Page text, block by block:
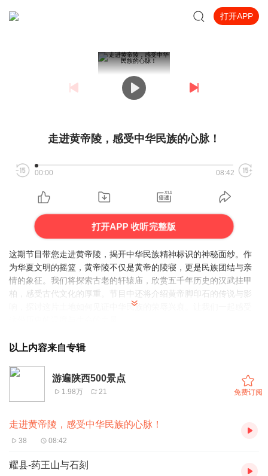
打开APP
走进黄帝陵，感受中华民族的心脉！
00:00 08:42
打开APP 收听完整版
这期节目带您走进黄帝陵，揭开中华民族精神标识的神秘面纱。作
为华夏文明的摇篮，黄帝陵不仅是黄帝的陵寝，更是民族团结与亲
情的象征。我们将探索古老的轩辕庙，欣赏五千年历史的汉武挂甲
柏，感受古代文化的厚重。节目中还将介绍黄帝脚印石的传说与影
响，探讨这片土地如何见证中华民族的荣辱兴衰。让我们一起感受
以上内容来自专辑
游遍陕西500景点
1.98万 21 免费订阅
走进黄帝陵，感受中华民族的心脉！
38 08:42
耀县-药王山与石刻